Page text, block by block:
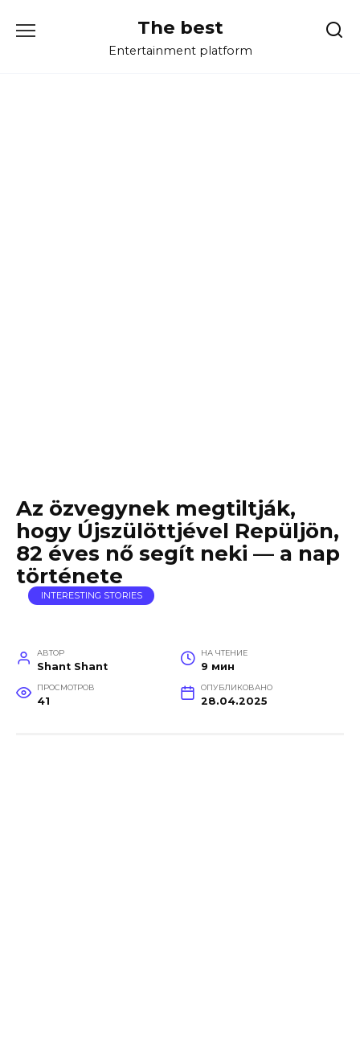
The best
Entertainment platform
Az özvegynek megtiltják,
hogy Újszülöttjével Repüljön,
82 éves nő segít neki — a nap
története
INTERESTING STORIES
АВТОР
Shant Shant
НА ЧТЕНИЕ
9 мин
ПРОСМОТРОВ
41
ОПУБЛИКОВАНО
28.04.2025